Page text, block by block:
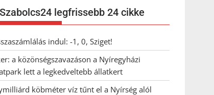
legfrissebb 24 cikke
indul: -1, 0, Sziget!
a közönségszavazáson a Nyíregyházi
lett a legkedveltebb állatkert
köbméter víz tűnt el a Nyírség alól